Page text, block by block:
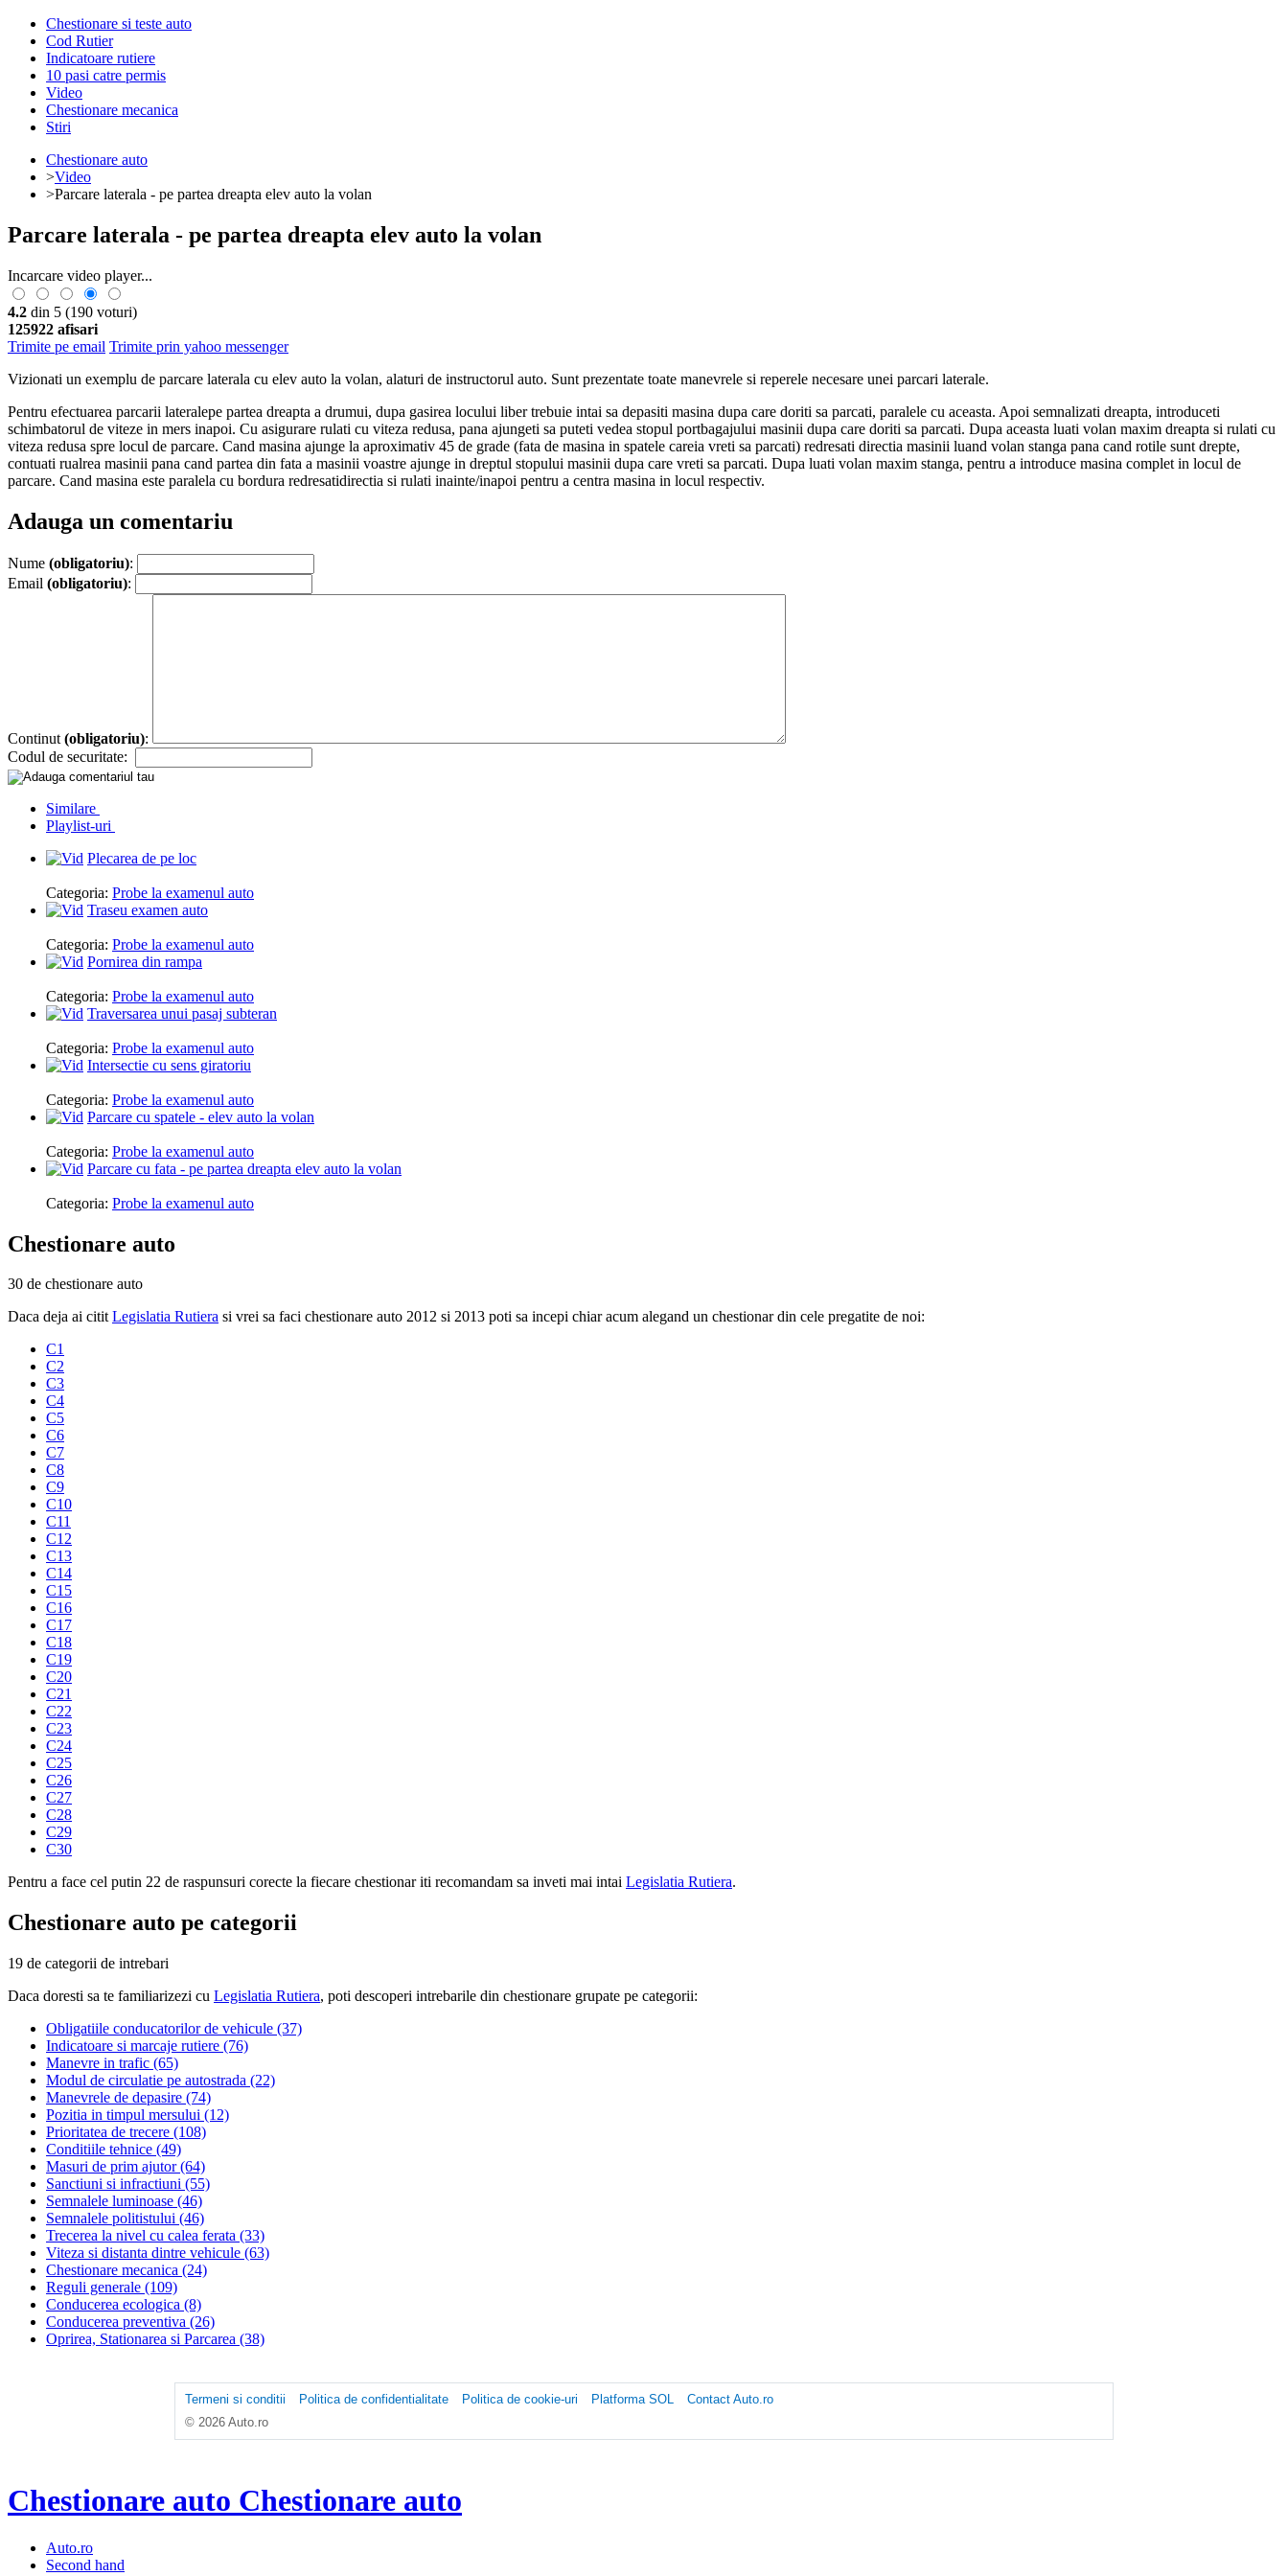
Chestionare si teste auto
Cod Rutier
Indicatoare rutiere
10 pasi catre permis
Video
Chestionare mecanica
Stiri
Chestionare auto
>Video
>Parcare laterala - pe partea dreapta elev auto la volan
Parcare laterala - pe partea dreapta elev auto la volan
Incarcare video player...
4.2 din 5 (190 voturi)
125922 afisari
Trimite pe email Trimite prin yahoo messenger
Vizionati un exemplu de parcare laterala cu elev auto la volan, alaturi de instructorul auto. Sunt prezentate toate manevrele si reperele necesare unei parcari laterale.
Pentru efectuarea parcarii lateralepe partea dreapta a drumui, dupa gasirea locului liber trebuie intai sa depasiti masina dupa care doriti sa parcati, paralele cu aceasta. Apoi semnalizati dreapta, introduceti
schimbatorul de viteze in mers inapoi. Cu asigurare rulati cu viteza redusa, pana ajungeti sa puteti vedea stopul portbagajului masinii dupa care doriti sa parcati. Dupa aceasta luati volan maxim dreapta si rulati cu
viteza redusa spre locul de parcare. Cand masina ajunge la aproximativ 45 de grade (fata de masina in spatele careia vreti sa parcati) redresati directia masinii luand volan stanga pana cand rotile sunt drepte,
contuati rualrea masinii pana cand partea din fata a masinii voastre ajunge in dreptul stopului masinii dupa care vreti sa parcati. Dupa luati volan maxim stanga, pentru a introduce masina complet in locul de
parcare. Cand masina este paralela cu bordura redresatidirectia si rulati inainte/inapoi pentru a centra masina in locul respectiv.
Adauga un comentariu
Nume (obligatoriu):
Email (obligatoriu):
Continut (obligatoriu):
Codul de securitate:
Similare
Playlist-uri
Plecarea de pe loc
Categoria: Probe la examenul auto
Traseu examen auto
Categoria: Probe la examenul auto
Pornirea din rampa
Categoria: Probe la examenul auto
Traversarea unui pasaj subteran
Categoria: Probe la examenul auto
Intersectie cu sens giratoriu
Categoria: Probe la examenul auto
Parcare cu spatele - elev auto la volan
Categoria: Probe la examenul auto
Parcare cu fata - pe partea dreapta elev auto la volan
Categoria: Probe la examenul auto
Chestionare auto
30 de chestionare auto
Daca deja ai cititLegislatia Rutiera si vrei sa faci chestionare auto 2012 si 2013 poti sa incepi chiar acum alegand un chestionar din cele pregatite de noi:
C1
C2
C3
C4
C5
C6
C7
C8
C9
C10
C11
C12
C13
C14
C15
C16
C17
C18
C19
C20
C21
C22
C23
C24
C25
C26
C27
C28
C29
C30
Pentru a face cel putin 22 de raspunsuri corecte la fiecare chestionar iti recomandam sa inveti mai intai Legislatia Rutiera.
Chestionare auto pe categorii
19 de categorii de intrebari
Daca doresti sa te familiarizezi cu Legislatia Rutiera, poti descoperi intrebarile din chestionare grupate pe categorii:
Obligatiile conducatorilor de vehicule (37)
Indicatoare si marcaje rutiere (76)
Manevre in trafic (65)
Modul de circulatie pe autostrada (22)
Manevrele de depasire (74)
Pozitia in timpul mersului (12)
Prioritatea de trecere (108)
Conditiile tehnice (49)
Masuri de prim ajutor (64)
Sanctiuni si infractiuni (55)
Semnalele luminoase (46)
Semnalele politistului (46)
Trecerea la nivel cu calea ferata (33)
Viteza si distanta dintre vehicule (63)
Chestionare mecanica (24)
Reguli generale (109)
Conducerea ecologica (8)
Conducerea preventiva (26)
Oprirea, Stationarea si Parcarea (38)
Termeni si conditii Politica de confidentialitate Politica de cookie-uri Platforma SOL
Contact Auto.ro
© 2026 Auto.ro
Chestionare auto Chestionare auto
Auto.ro
Second hand